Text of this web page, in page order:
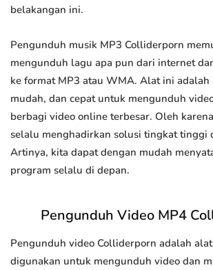
belakangan ini.
Pengunduh musik MP3 Colliderporn
mengunduh lagu apa pun dari internet
ke format MP3 atau WMA. Alat ini adalah
mudah, dan cepat untuk mengunduh
berbagi video online terbesar. Oleh
selalu menghadirkan solusi tingkat tinggi
Artinya, kita dapat dengan mudah
program selalu di depan.
Pengunduh Video MP4
Pengunduh video Colliderporn adalah
digunakan untuk mengunduh video dan